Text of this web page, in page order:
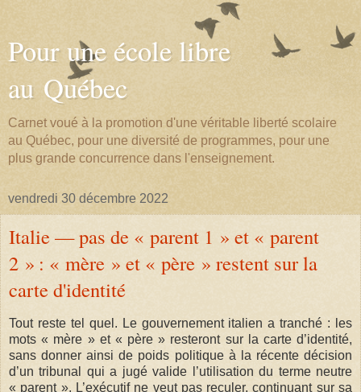
Pour une école libre
au Québec
Carnet voué à la promotion d'une véritable liberté scolaire
au Québec, pour une diversité de programmes, pour une
plus grande concurrence dans l'enseignement.
vendredi 30 décembre 2022
Italie — pas de « parent 1 » et « parent
2 » : « mère » et « père » restent sur la
carte d'identité
Tout reste tel quel. Le gouvernement italien a tranché : les
mots « mère » et « père » resteront sur la carte d’identité,
sans donner ainsi de poids politique à la récente décision
d’un tribunal qui a jugé valide l’utilisation du terme neutre
« parent ». L’exécutif ne veut pas reculer, continuant sur sa